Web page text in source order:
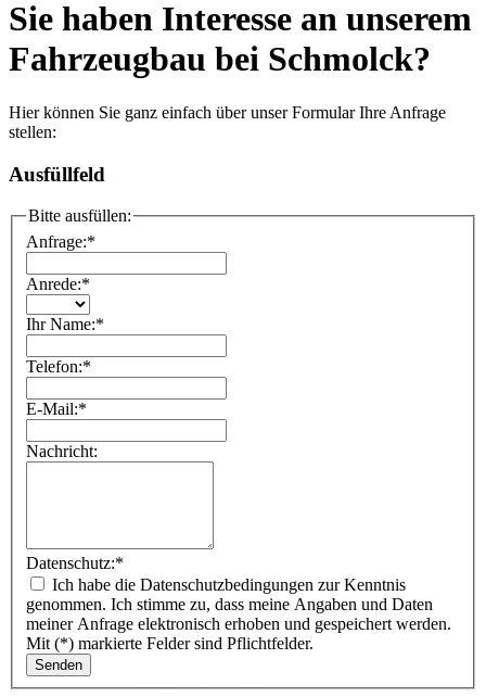
Sie haben Interesse an unserem
Fahrzeugbau bei Schmolck?
Hier können Sie ganz einfach über unser Formular Ihre Anfrage
stellen:
Ausfüllfeld
Bitte ausfüllen:
Anfrage:*
Anrede:*
Ihr Name:*
Telefon:*
E-Mail:*
Nachricht:
Datenschutz:*
genommen. Ich stimme zu, dass meine Angaben und Daten
meiner Anfrage elektronisch erhoben und gespeichert werden.
Mit (*) markierte Felder sind Pflichtfelder.